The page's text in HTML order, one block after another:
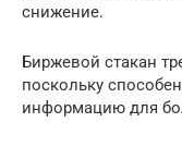
снижение.
Биржевой стакан
поскольку
информацию для